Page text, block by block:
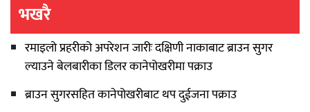
भखरै
रमाइलो प्रहरीको अपरेशन जारीः दक्षिणी नाकाबाट ब्राउन सुगर
ल्याउने बेलबारीका डिलर कानेपोखरीमा पक्राउ
ब्राउन सुगरसहित कानेपोखरीबाट थप दुईजना पक्राउ